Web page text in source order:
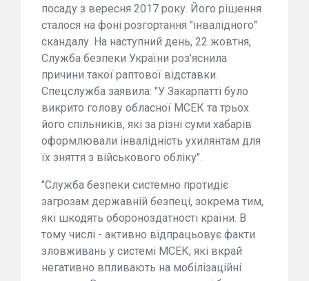
посаду з вересня 2017 року. Його рішення
сталося на фоні розгортання "інвалідного"
скандалу. На наступний день, 22 жовтня,
Служба безпеки України роз’яснила
причини такої раптової відставки.
Спецслужба заявила: "У Закарпатті було
викрито голову обласної МСЕК та трьох
його спільників, які за різні суми хабарів
оформлювали інвалідність ухилянтам для
їх зняття з військового обліку".
"Служба безпеки системно протидіє
загрозам державній безпеці, зокрема тим,
які шкодять обороноздатності країни. В
тому числі - активно відпрацьовує факти
зловживань у системі МСЕК, які вкрай
негативно впливають на мобілізаційні